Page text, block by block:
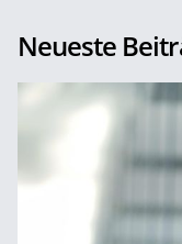
Neueste